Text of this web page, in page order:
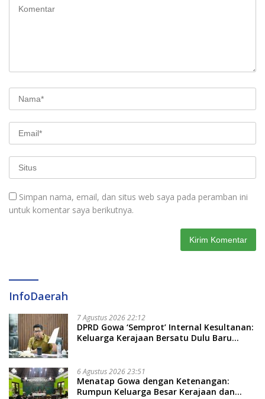
Simpan nama, email, dan situs web saya pada peramban ini
untuk komentar saya berikutnya.
InfoDaerah
7 Agustus 2026 22:12
DPRD Gowa ‘Semprot’ Internal Kesultanan:
Keluarga Kerajaan Bersatu Dulu Baru
6 Agustus 2026 23:51
Menatap Gowa dengan Ketenangan:
Rumpun Keluarga Besar Kerajaan dan